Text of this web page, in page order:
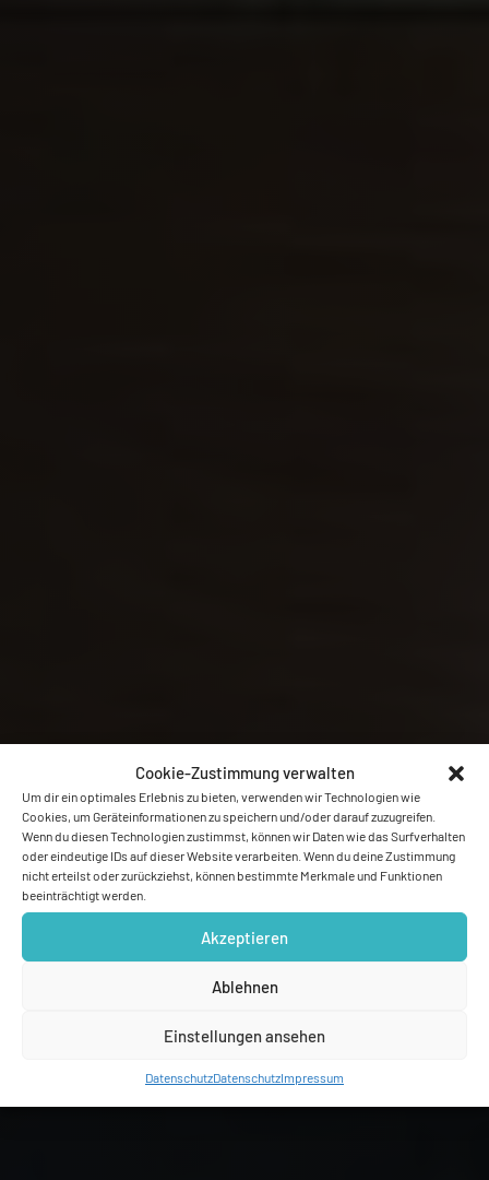
Cookie-Zustimmung verwalten
Um dir ein optimales Erlebnis zu bieten, verwenden wir Technologien wie
Cookies, um Geräteinformationen zu speichern und/oder darauf zuzugreifen.
Wenn du diesen Technologien zustimmst, können wir Daten wie das Surfverhalten
oder eindeutige IDs auf dieser Website verarbeiten. Wenn du deine Zustimmung
nicht erteilst oder zurückziehst, können bestimmte Merkmale und Funktionen
beeinträchtigt werden.
Akzeptieren
Ablehnen
Einstellungen ansehen
DatenschutzDatenschutzImpressum